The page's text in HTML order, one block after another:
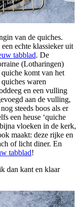
van de quiches.
echte klassieker uit
tabblad. De
(Lotharingen)
komt van het
waren
en een vulling
aan de vulling,
steeds boos als er
een heuse ‘quiche
vloeken in de kerk,
maakt: deze rijke en
of licht diner. En
tabblad!
dan kant en klaar